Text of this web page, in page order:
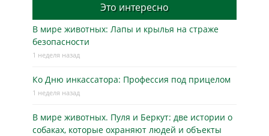
Это интересно
В мире животных: Лапы и крылья на страже
безопасности
1 неделя назад
Ко Дню инкассатора: Профессия под прицелом
1 неделя назад
В мире животных. Пуля и Беркут: две истории о
собаках, которые охраняют людей и объекты